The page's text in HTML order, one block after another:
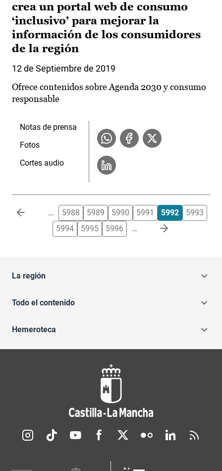
crea un portal web de consumo
‘inclusivo’ para mejorar la
información de los consumidores
de la región
12 de Septiembre de 2019
Ofrece contenidos sobre Agenda 2030 y consumo
responsable
Notas de prensa
Fotos
Cortes audio
Paginación … 5988 5989 5990 5991 5992
5993
5994
5995 5996 …
La región
Todo el contenido
Hemeroteca
Redes sociales JCCM